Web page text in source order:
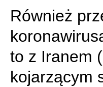
Również
to z Iranem
kojarzącym